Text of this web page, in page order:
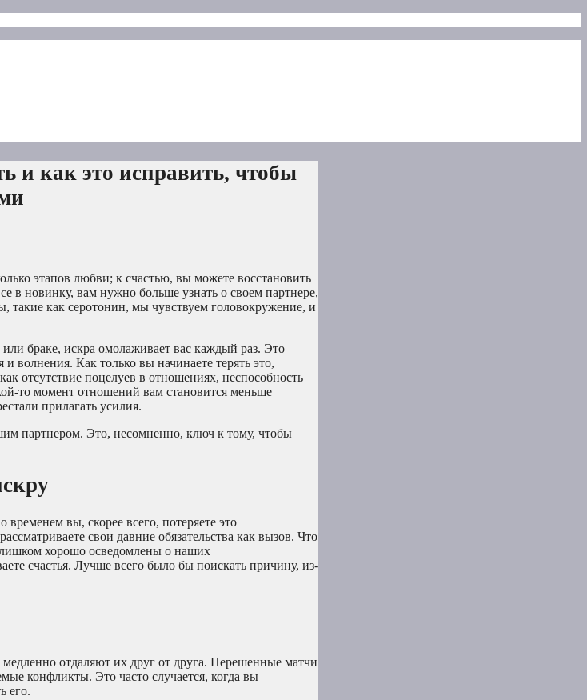
и как это исправить, чтобы
этапов любви; к счастью, вы можете восстановить
в новинку, вам нужно больше узнать о своем партнере,
как серотонин, мы чувствуем головокружение, и
браке, искра омолаживает вас каждый раз. Это
волнения. Как только вы начинаете терять это,
отсутствие поцелуев в отношениях, неспособность
то момент отношений вам становится меньше
прилагать усилия.
партнером. Это, несомненно, ключ к тому, чтобы
вы, скорее всего, потеряете это
свои давние обязательства как вызов. Что
хорошо осведомлены о наших
счастья. Лучше всего было бы поискать причину, из-
отдаляют их друг от друга. Нерешенные матчи
конфликты. Это часто случается, когда вы
его.